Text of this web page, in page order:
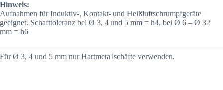
Hinweis:
Aufnahmen für Induktiv-, Kontakt- und Heißluftschrumpfgeräte
geeignet. Schafttoleranz bei Ø 3, 4 und 5 mm = h4, bei Ø 6 – Ø 32
mm = h6
Für Ø 3, 4 und 5 mm nur Hartmetallschäfte verwenden.